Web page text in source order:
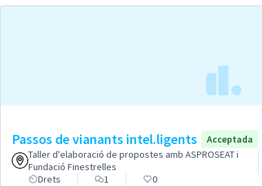
Passos de vianants intel.ligents
Acceptada
Taller d'elaboració de propostes amb ASPROSEAT i
Fundació Finestrelles
Drets
1 0